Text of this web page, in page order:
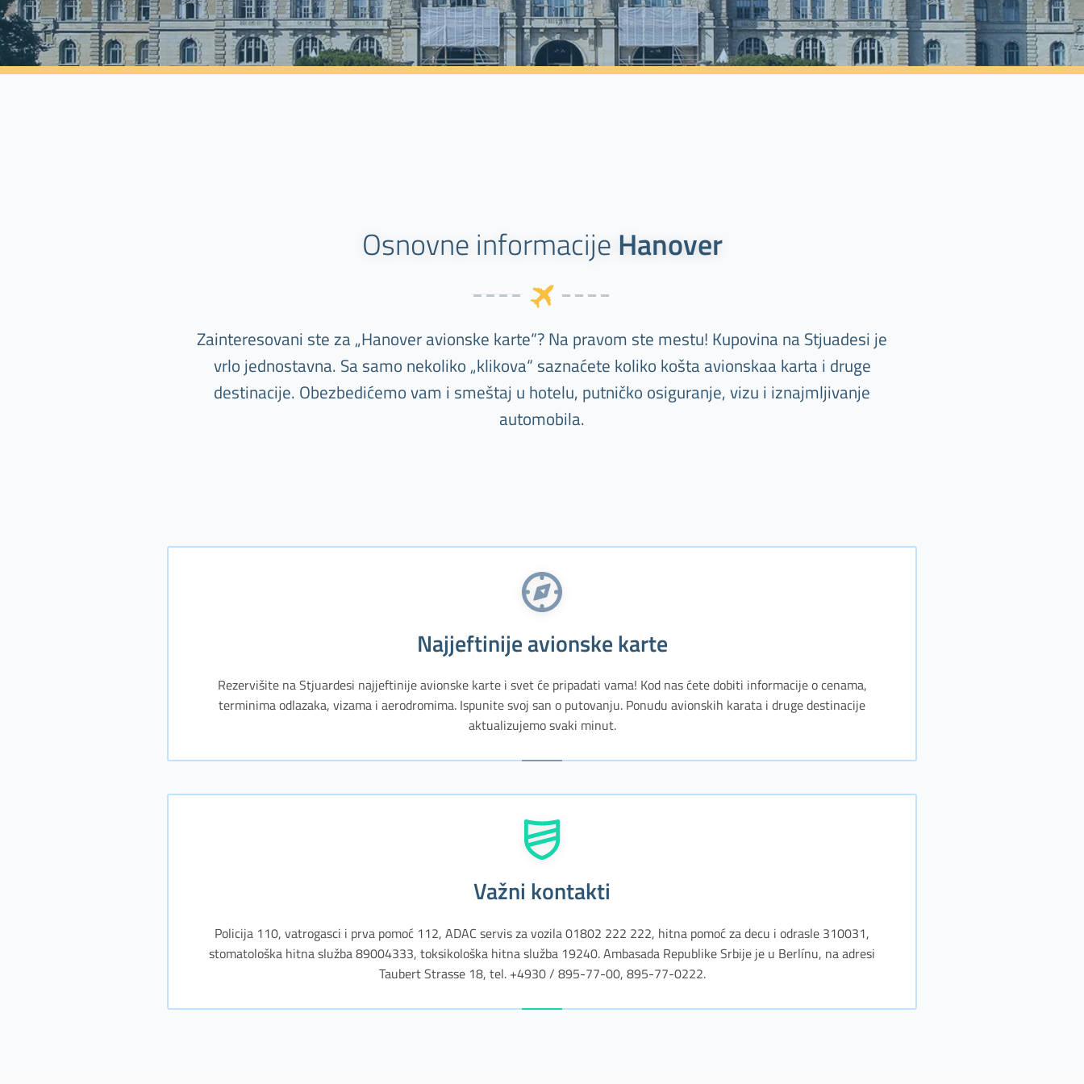
Osnovne informacije Hanover
Zainteresovani ste za „Hanover avionske karte“? Na pravom ste mestu! Kupovina na Stjuadesi je
vrlo jednostavna. Sa samo nekoliko „klikova“ saznaćete koliko košta avionskaa karta i druge
destinacije. Obezbedićemo vam i smeštaj u hotelu, putničko osiguranje, vizu i iznajmljivanje
automobila.
Najjeftinije avionske karte
Rezervišite na Stjuardesi najjeftinije avionske karte i svet će pripadati vama! Kod nas ćete dobiti informacije o cenama,
terminima odlazaka, vizama i aerodromima. Ispunite svoj san o putovanju. Ponudu avionskih karata i druge destinacije
aktualizujemo svaki minut.
Važni kontakti
Policija 110, vatrogasci i prva pomoć 112, ADAC servis za vozila 01802 222 222, hitna pomoć za decu i odrasle 310031,
stomatološka hitna služba 89004333, toksikološka hitna služba 19240. Ambasada Republike Srbije je u Berlínu, na adresi
Taubert Strasse 18, tel. +4930 / 895-77-00, 895-77-0222.